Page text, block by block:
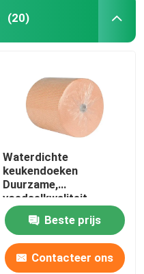
(20)
Waterdichte
keukendoeken
Duurzame,
voedselkwaliteit
wegwerphanddoeken
Beste prijs
Contacteer ons